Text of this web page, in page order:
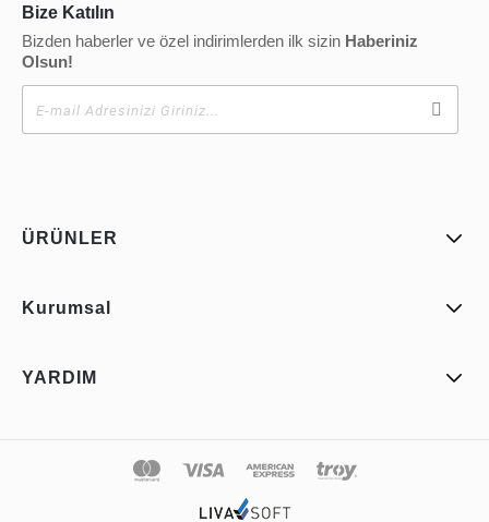
Bize Katılın
Bizden haberler ve özel indirimlerden ilk sizin Haberiniz
Olsun!
ÜRÜNLER
Kurumsal
YARDIM